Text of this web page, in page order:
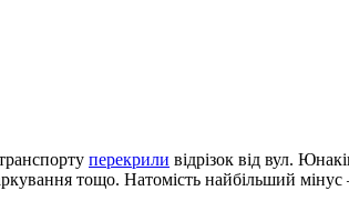
перекрили відрізок від вул.
тощо. Натомість найбільший мінус